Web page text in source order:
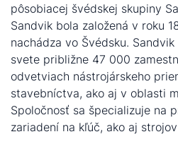
pôsobiacej švédskej skupiny
Sandvik bola založená v roku
nachádza vo Švédsku.
svete približne 47 000
odvetviach nástrojárskeho
stavebníctva, ako aj v oblasti
Spoločnosť sa špecializuje na
zariadení na kľúč, ako aj